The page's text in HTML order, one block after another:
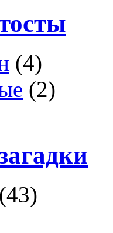
(4)
(2)
(43)